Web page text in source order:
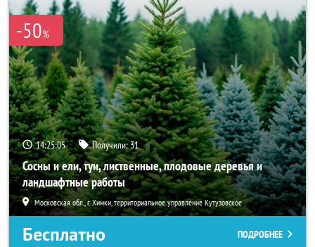
-50%
14:25:04 Получили:31
Сосны и ели, туи, лиственные, плодовые деревья и
ландшафтные работы
Московская обл., г. Химки, территориальное управление Кутузовское
Бесплатно ПОДРОБНЕЕ